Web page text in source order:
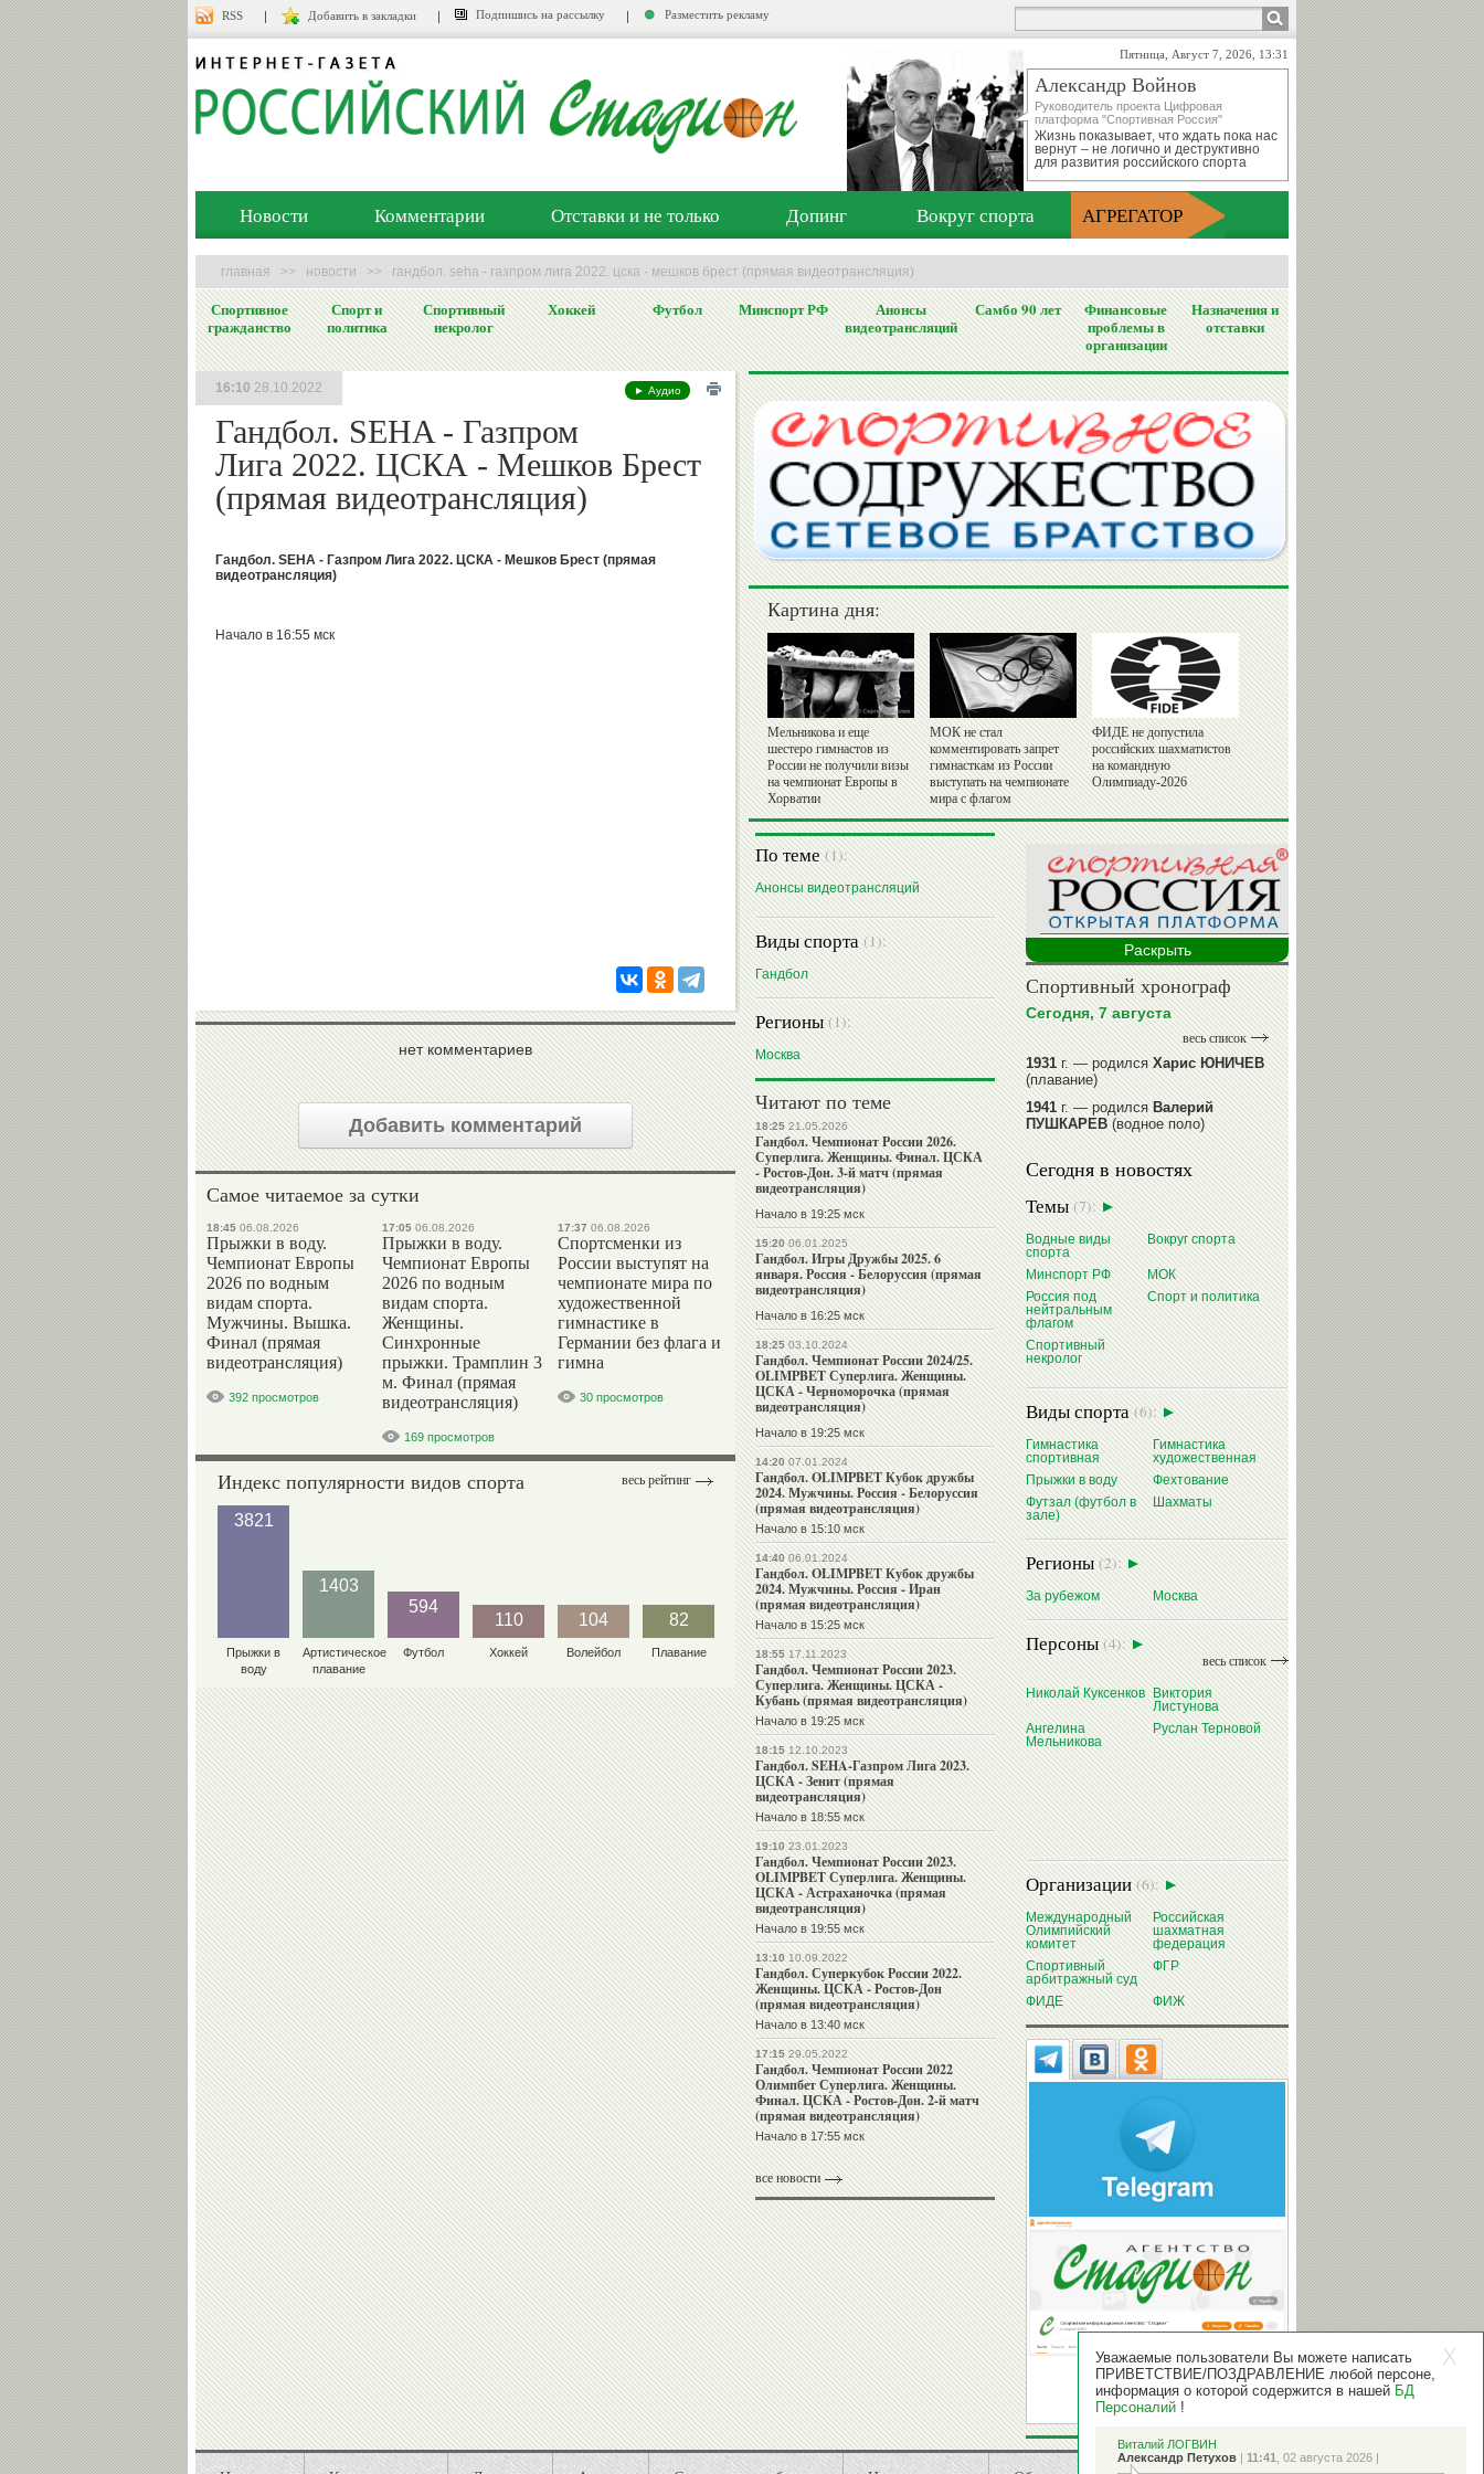
RSS Добавить в закладки Подпишись на рассылку Разместить рекламу
Пятница, Август 7, 2026, 13:31
Александр Войнов
Руководитель проекта Цифровая
платформа "Спортивная Россия"
Жизнь показывает, что ждать пока нас
вернут – не логично и деструктивно
для развития российского спорта
Новости Комментарии Отставки и не только Допинг Вокруг спорта АГРЕГАТОР
главная >> новости >> гандбол. seha - газпром лига 2022. цска - мешков брест (прямая видеотрансляция)
Спортивное
гражданство
Спорт и
политика
Спортивный
некролог
Хоккей Футбол Минспорт РФ
Анонсы
видеотрансляций
Самбо 90 лет
Финансовые
проблемы в
организации
Назначения и
отставки
► Аудио
Гандбол. SEHA - Газпром
Лига 2022. ЦСКА - Мешков Брест
(прямая видеотрансляция)
16:10 28.10.2022
Гандбол. SEHA - Газпром Лига 2022. ЦСКА - Мешков Брест (прямая
видеотрансляция)
Начало в 16:55 мск
нет комментариев
Добавить комментарий
Самое читаемое за сутки
18:45 06.08.2026
Прыжки в воду.
Чемпионат Европы
2026 по водным
видам спорта.
Мужчины. Вышка.
Финал (прямая
видеотрансляция)
392 просмотров
17:05 06.08.2026
Прыжки в воду.
Чемпионат Европы
2026 по водным
видам спорта.
Женщины.
Синхронные
прыжки. Трамплин 3
м. Финал (прямая
видеотрансляция)
169 просмотров
17:37 06.08.2026
Спортсменки из
России выступят на
чемпионате мира по
художественной
гимнастике в
Германии без флага и
гимна
30 просмотров
весь рейтинг
Индекс популярности видов спорта
3821
Прыжки в
воду
1403
Артистическое
плавание
594
Футбол
110
Хоккей
104
Волейбол
82
Плавание
Картина дня:
Мельникова и еще
шестеро гимнастов из
России не получили визы
на чемпионат Европы в
Хорватии
МОК не стал
комментировать запрет
гимнасткам из России
выступать на чемпионате
мира с флагом
ФИДЕ не допустила
российских шахматистов
на командную
Олимпиаду-2026
По теме(1):
Анонсы видеотрансляций
Виды спорта(1):
Гандбол
Регионы(1):
Москва
Читают по теме
18:2521.05.2026
Гандбол. Чемпионат России 2026.
Суперлига. Женщины. Финал. ЦСКА
- Ростов-Дон. 3-й матч (прямая
видеотрансляция)
Начало в 19:25 мск
15:2006.01.2025
Гандбол. Игры Дружбы 2025. 6
января. Россия - Белоруссия (прямая
видеотрансляция)
Начало в 16:25 мск
18:2503.10.2024
Гандбол. Чемпионат России 2024/25.
OLIMPBET Суперлига. Женщины.
ЦСКА - Черноморочка (прямая
видеотрансляция)
Начало в 19:25 мск
14:2007.01.2024
Гандбол. OLIMPBET Кубок дружбы
2024. Мужчины. Россия - Белоруссия
(прямая видеотрансляция)
Начало в 15:10 мск
14:4006.01.2024
Гандбол. OLIMPBET Кубок дружбы
2024. Мужчины. Россия - Иран
(прямая видеотрансляция)
Начало в 15:25 мск
18:5517.11.2023
Гандбол. Чемпионат России 2023.
Суперлига. Женщины. ЦСКА -
Кубань (прямая видеотрансляция)
Начало в 19:25 мск
18:1512.10.2023
Гандбол. SEHA-Газпром Лига 2023.
ЦСКА - Зенит (прямая
видеотрансляция)
Начало в 18:55 мск
19:1023.01.2023
Гандбол. Чемпионат России 2023.
OLIMPBET Суперлига. Женщины.
ЦСКА - Астраханочка (прямая
видеотрансляция)
Начало в 19:55 мск
13:1010.09.2022
Гандбол. Суперкубок России 2022.
Женщины. ЦСКА - Ростов-Дон
(прямая видеотрансляция)
Начало в 13:40 мск
17:1529.05.2022
Гандбол. Чемпионат России 2022
Олимпбет Суперлига. Женщины.
Финал. ЦСКА - Ростов-Дон. 2-й матч
(прямая видеотрансляция)
Начало в 17:55 мск
все новости
Раскрыть
Спортивный хронограф
Сегодня, 7 августа
весь список
1931г. — родилсяХарис ЮНИЧЕВ
(плавание)
1941г. — родилсяВалерий
ПУШКАРЕВ(водное поло)
1947г. — родилсяВалерий
ИЛЬИНЫХ(гимнастика спортивная)
1954г. — родилсяВалерий
ГАЗЗАЕВ(футбол)
1956г. — родилсяВладимир
РЫБАКОВ(легкая атлетика)
читать далее
Сегодня в новостях
Темы(7):
Водные виды
спорта
Вокруг спорта
Минспорт РФ
МОК
Россия под
нейтральным
флагом
Спорт и политика
Спортивный
некролог
Виды спорта(6):
Гимнастика
спортивная
Гимнастика
художественная
Прыжки в воду
Фехтование
Футзал (футбол в
зале)
Шахматы
Регионы(2):
За рубежом Москва
Персоны(4):
весь список
Николай Куксенков Виктория
Листунова
Ангелина
Мельникова
Руслан Терновой
Организации(6):
Международный
Олимпийский
комитет
Российская
шахматная
федерация
Спортивный
арбитражный суд
ФГР
ФИДЕ ФИЖ
Уважаемые пользователи Вы можете написать
ПРИВЕТСТВИЕ/ПОЗДРАВЛЕНИЕ любой персоне,
информация о которой содержится в нашей БД
Персоналий !
Виталий ЛОГВИН
Александр Петухов | 11:41 , 02 августа 2026 |